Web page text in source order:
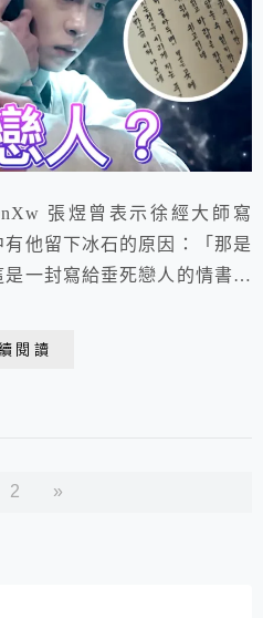
張煜曾表示徐經大師寫
他留下冰石的原因：「那是
一封寫給垂死戀人的情書，
閱讀
2 »